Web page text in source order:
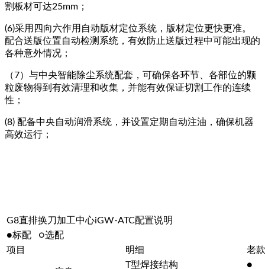
割板材可达25mm；
(6)采用四向六作用自动版材定位系统，版材定位更快更准。
配合送版位置自动检测系统，有效防止送版过程中可能出现的
各种意外情况；
（7）与中央智能除尘系统配套，可确保各环节、各部位的颗
粒废物得到有效清理和收集，并能有效保证切割工作的连续
性；
(8) 配备中央自动润滑系统，并设置定期自动注油，确保机器
高效运行；
G8直排换刀加工中心iGW-ATC配置说明
●标配 ○选配
项目
明细 老款
T型焊接结构
●